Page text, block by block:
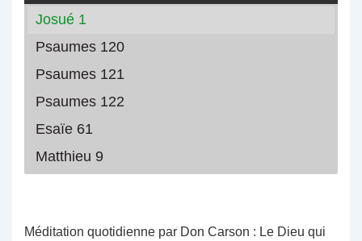
Josué 1
Psaumes 120
Psaumes 121
Psaumes 122
Esaïe 61
Matthieu 9
Méditation quotidienne par Don Carson : Le Dieu qui